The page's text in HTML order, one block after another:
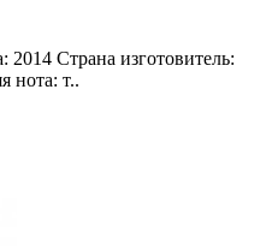
2014 Страна изготовитель:
нота: т..